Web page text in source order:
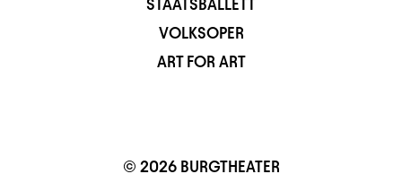
STAATSBALLETT
VOLKSOPER
ART FOR ART
© 2026 BURGTHEATER